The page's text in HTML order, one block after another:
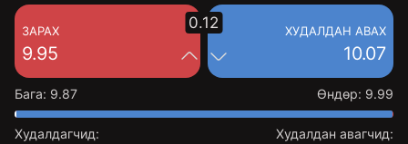
ЗАРАХ
9.95
ХУДАЛДАН АВАХ
10.07
0.12
Бага: 9.87 Өндөр: 9.99
Худалдагчид: Худалдан авагчид: